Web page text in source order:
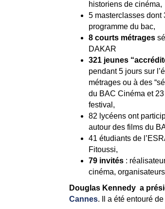
historiens de cinéma,
5 masterclasses dont
programme du bac,
8 courts métrages
DAKAR
321 jeunes
pendant 5 jours sur
métrages ou à des
du BAC Cinéma et
festival,
82 lycéens ont
autour des films du
41 étudiants de
Fitoussi,
79 invités :
cinéma,
Douglas Kennedy a
Cannes. Il a été entouré de